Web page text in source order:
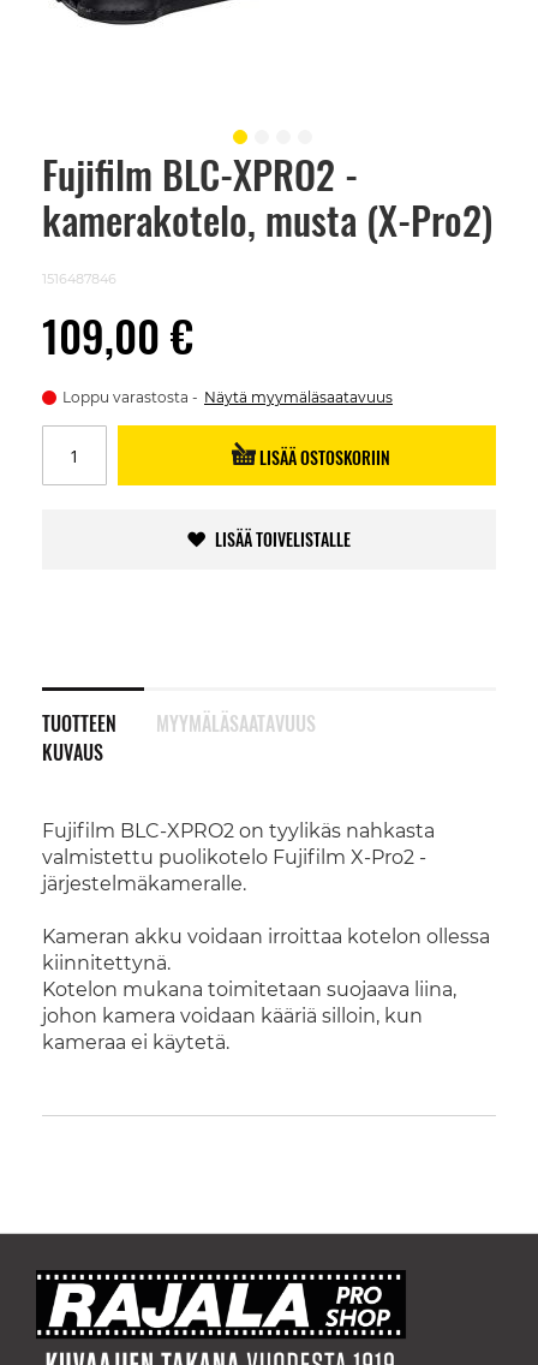
Fujifilm BLC-XPRO2 -
kamerakotelo, musta (X-Pro2)
1516487846
109,00 €
Loppu varastosta Näytä myymäläsaatavuus
LISÄÄ OSTOSKORIIN
LISÄÄ TOIVELISTALLE
TUOTTEEN
KUVAUS
Fujifilm BLC-XPRO2 on tyylikäs nahkasta
valmistettu puolikotelo Fujifilm X-Pro2 -
järjestelmäkameralle.
Kameran akku voidaan irroittaa kotelon ollessa
kiinnitettynä.
Kotelon mukana toimitetaan suojaava liina,
johon kamera voidaan kääriä silloin, kun
kameraa ei käytetä.
MYYMÄLÄSAATAVUUS
Skip
beginning
images